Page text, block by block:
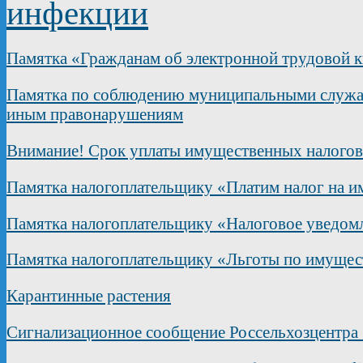
инфекции
Памятка «Гражданам об электронной трудовой
Памятка по соблюдению муниципальными
иным правонарушениям
Внимание! Срок уплаты имущественных
Памятка налогоплательщику «Платим налог на
Памятка налогоплательщику «Налоговое
Памятка налогоплательщику «Льготы по
Карантинные растения
Сигнализационное сообщение